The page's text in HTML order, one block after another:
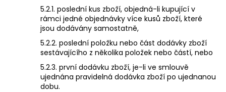
5.2.1. poslední kus zboží, objedná-li kupující v
rámci jedné objednávky více kusů zboží, které
jsou dodávány samostatně,
5.2.2. poslední položku nebo část dodávky zboží
sestávajícího z několika položek nebo částí, nebo
5.2.3. první dodávku zboží, je-li ve smlouvě
ujednána pravidelná dodávka zboží po ujednanou
dobu.